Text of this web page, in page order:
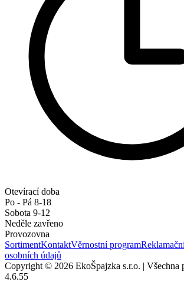
Otevírací doba
Po - Pá 8-18
Sobota 9-12
Neděle zavřeno
Provozovna
SortimentKontaktVěrnostní program
osobních údajů
Copyright © 2026 EkoŠpajzka s.r.o. | Všechna
4.6.55